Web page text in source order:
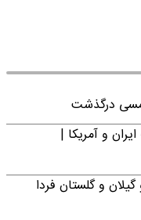
مسی درگذشت
و آمریکا |
و گلستان فردا